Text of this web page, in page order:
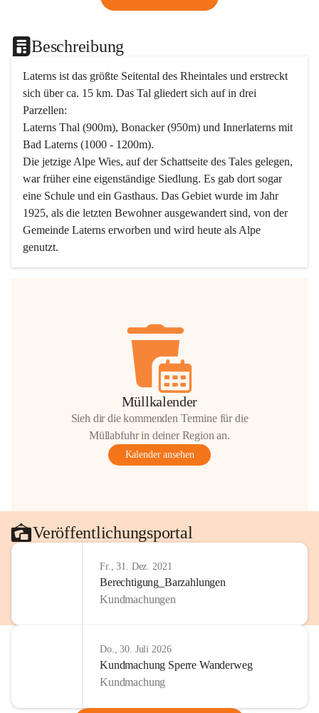
Beschreibung
Laterns ist das größte Seitental des Rheintales und erstreckt
sich über ca. 15 km. Das Tal gliedert sich auf in drei
Parzellen:
Laterns Thal (900m), Bonacker (950m) und Innerlaterns mit
Bad Laterns (1000 - 1200m).
Die jetzige Alpe Wies, auf der Schattseite des Tales gelegen,
war früher eine eigenständige Siedlung. Es gab dort sogar
eine Schule und ein Gasthaus. Das Gebiet wurde im Jahr
1925, als die letzten Bewohner ausgewandert sind, von der
Gemeinde Laterns erworben und wird heute als Alpe
genutzt.
Müllkalender
Sieh dir die kommenden Termine für die
Müllabfuhr in deiner Region an.
Kalender ansehen
Veröffentlichungsportal
Fr., 31. Dez. 2021
Berechtigung_Barzahlungen
Kundmachungen
Do., 30. Juli 2026
Kundmachung Sperre Wanderweg
Kundmachung